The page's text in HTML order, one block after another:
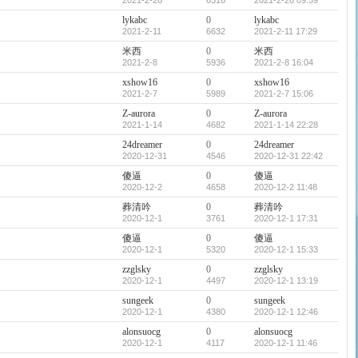
lykabc
2021-2-11
0
6632
lykabc
2021-2-11 17:29
米西
2021-2-8
0
5936
米西
2021-2-8 16:04
xshow16
2021-2-7
0
5989
xshow16
2021-2-7 15:06
Z-aurora
2021-1-14
0
4682
Z-aurora
2021-1-14 22:28
24dreamer
2020-12-31
0
4546
24dreamer
2020-12-31 22:42
傻逼
2020-12-2
0
4658
傻逼
2020-12-2 11:48
葬清吟
2020-12-1
0
3761
葬清吟
2020-12-1 17:31
傻逼
2020-12-1
0
5320
傻逼
2020-12-1 15:33
zzglsky
2020-12-1
0
4497
zzglsky
2020-12-1 13:19
sungeek
2020-12-1
0
4380
sungeek
2020-12-1 12:46
alonsuocg
2020-12-1
0
4117
alonsuocg
2020-12-1 11:46